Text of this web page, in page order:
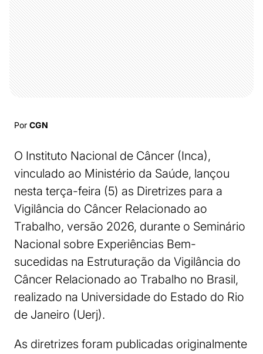
Por CGN
O Instituto Nacional de Câncer (Inca),
vinculado ao Ministério da Saúde, lançou
nesta terça-feira (5) as Diretrizes para a
Vigilância do Câncer Relacionado ao
Trabalho, versão 2026, durante o Seminário
Nacional sobre Experiências Bem-
sucedidas na Estruturação da Vigilância do
Câncer Relacionado ao Trabalho no Brasil,
realizado na Universidade do Estado do Rio
de Janeiro (Uerj).
As diretrizes foram publicadas originalmente